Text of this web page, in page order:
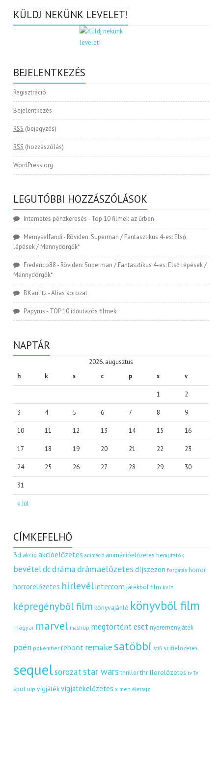
KÜLDJ NEKÜNK LEVELET!
BEJELENTKEZÉS
Regisztráció
Bejelentkezés
RSS (bejegyzés)
RSS (hozzászólás)
WordPress.org
LEGUTÓBBI HOZZÁSZÓLÁSOK
Internetes pénzkeresés - Top 10 filmek az űrben
Memyselfandi - Röviden: Superman / Fantasztikus 4-es: Első
lépések / Mennydörgők*
Frederico88 - Röviden: Superman / Fantasztikus 4-es: Első lépések /
Mennydörgők*
BKaulitz-Alias sorozat
Papyrus - TOP 10 időutazós filmek
NAPTÁR
2026. augusztus
h
k s c p s v
« Júl
1 2
3 4 5 6 7 8 9
10 11 12 13 14 15 16
17 18 19 20 21 22 23
24 25 26 27 28 29 30
31
CÍMKEFELHŐ
3d akció akcióelőzetes animáció animációelőzetes bemutatók
bevételdcdráma drámaelőzetes díjszezon forgatás horror
horrorelőzetes hírlevélintercom játékból film kvíz
képregényből film könyvajánló könyvből film
magyar marvel mashup megtörtént eset nyereményjáték
poén pókember reboot remakesatöbbi scifi scifielőzetes
sequelsorozatstar wars thriller thrillerelőzetes tv tv
spot uip vígjátékvígjátékelőzetes x men életrajz